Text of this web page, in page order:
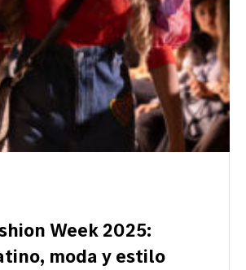
Week 2025:
moda y estilo